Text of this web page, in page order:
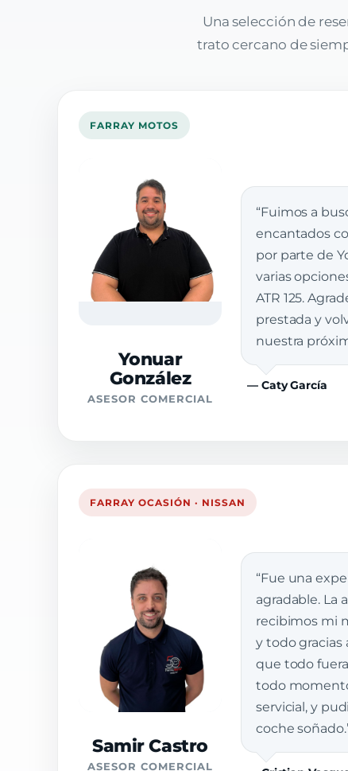
Una selección de
trato cercano de
FARRAY MOTOS
Yonuar
González
ASESOR COMERCIAL
“Fuimos a
encantados
por parte de
varias
ATR 125.
prestada y
nuestra
— Caty García
FARRAY OCASIÓN · NISSAN
Samir Castro
ASESOR COMERCIAL
“Fue una
agradable. La
recibimos mi
y todo gracias
que todo
todo
servicial, y
coche